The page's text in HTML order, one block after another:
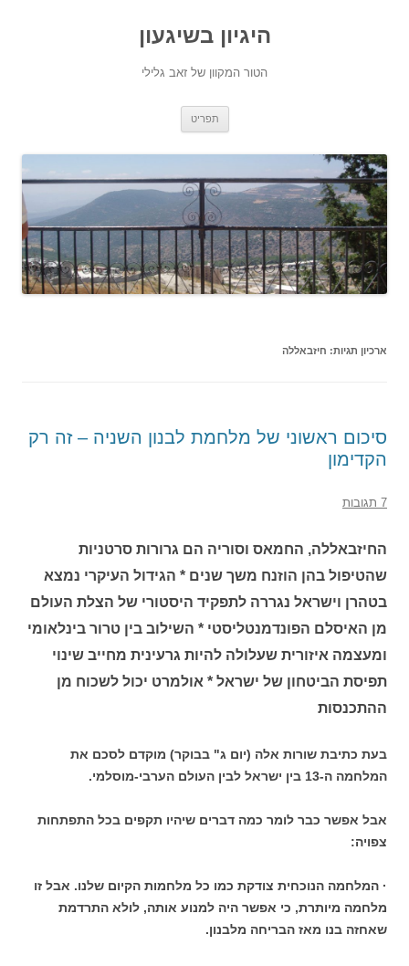
היגיון בשיגעון
הטור המקוון של זאב גלילי
תפריט
ארכיון תגיות: חיזבאללה
סיכום ראשוני של מלחמת לבנון השניה – זה רק
הקדימון
7 תגובות
החיזבאללה, החמאס וסוריה הם גרורות סרטניות
שהטיפול בהן הוזנח משך שנים * הגידול העיקרי נמצא
בטהרן וישראל נגררה לתפקיד היסטורי של הצלת העולם
מן האיסלם הפונדמנטליסטי * השילוב בין טרור בינלאומי
ומעצמה איזורית שעלולה להיות גרעינית מחייב שינוי
תפיסת הביטחון של ישראל * אולמרט יכול לשכוח מן
ההתכנסות
בעת כתיבת שורות אלה (יום ג" בבוקר) מוקדם לסכם את
המלחמה ה-13 בין ישראל לבין העולם הערבי-מוסלמי.
אבל אפשר כבר לומר כמה דברים שיהיו תקפים בכל התפתחות
צפויה:
· המלחמה הנוכחית צודקת כמו כל מלחמות הקיום שלנו. אבל זו
מלחמה מיותרת, כי אפשר היה למנוע אותה, לולא התרדמת
שאחזה בנו מאז הבריחה מלבנון.